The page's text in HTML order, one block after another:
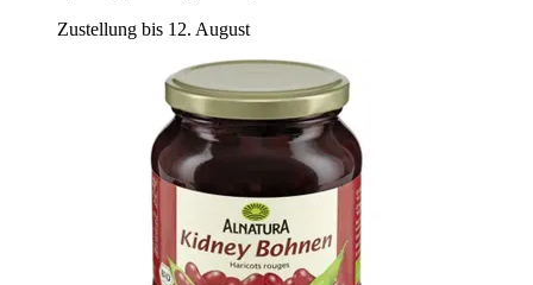
Zustellung bis 12. August